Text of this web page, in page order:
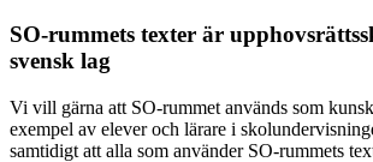
SO-rummets texter är
svensk lag
Vi vill gärna att SO-rummet används som
exempel av elever och lärare i
samtidigt att alla som använder SO-rummets